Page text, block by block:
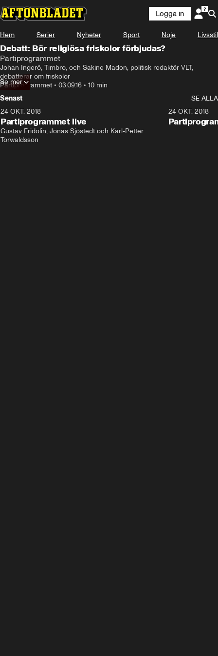
Logga in
Hem Serier Nyheter Sport Nöje Livsstil
Debatt: Bör religiösa friskolor förbjudas?
Partiprogrammet
Johan Ingerö, Timbro, och Sakine Madon, politisk redaktör VLT,
debatterar om friskolor
Partiprogrammet • 03.09.16 • 10 min
Se mer
Senast
SE ALLA
24 OKT. 2018
Partiprogrammet live
Gustav Fridolin, Jonas Sjöstedt och Karl-Petter
Torwaldsson
24 OKT. 2018